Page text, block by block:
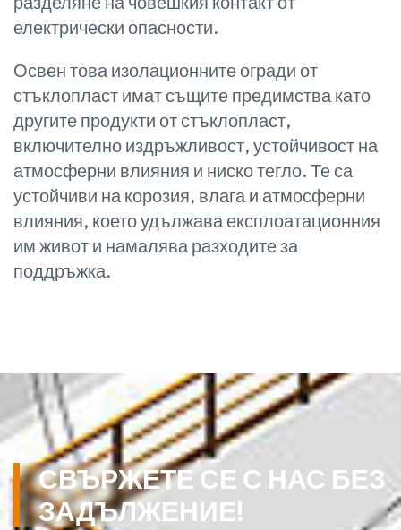
електрически опасности.
Освен това изолационните огради от
стъклопласт имат същите предимства като
другите продукти от стъклопласт,
включително издръжливост, устойчивост на
атмосферни влияния и ниско тегло. Те са
устойчиви на корозия, влага и атмосферни
влияния, което удължава експлоатационния
им живот и намалява разходите за
поддръжка.
СВЪРЖЕТЕ СЕ С НАС БЕЗ
ЗАДЪЛЖЕНИЕ!